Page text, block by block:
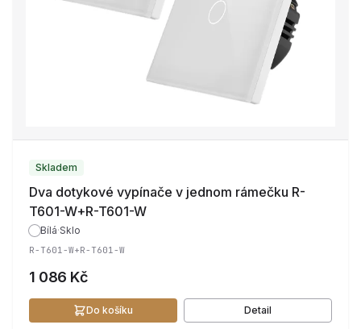
Skladem
Dva dotykové vypínače v jednom rámečku R-
T601-W+R-T601-W
Bílá·Sklo
R-T601-W+R-T601-W
1 086 Kč
Do košíku Detail